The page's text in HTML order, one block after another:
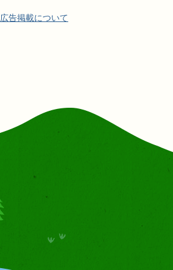
広告掲載について